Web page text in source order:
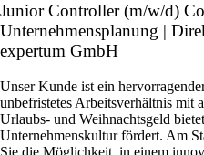
Junior Controller (m/w/d)
Unternehmensplanung |
expertum GmbH
Unser Kunde ist ein
unbefristetes Arbeitsverhältnis mit
Urlaubs- und Weihnachtsgeld
Unternehmenskultur fördert. Am
Sie die Möglichkeit, in einem